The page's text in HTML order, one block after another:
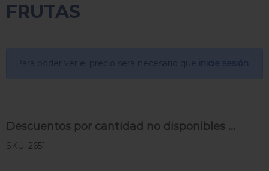
FRUTAS
Para poder ver el precio sera necesario que
Descuentos por cantidad no disponibles ...
SKU: 2651